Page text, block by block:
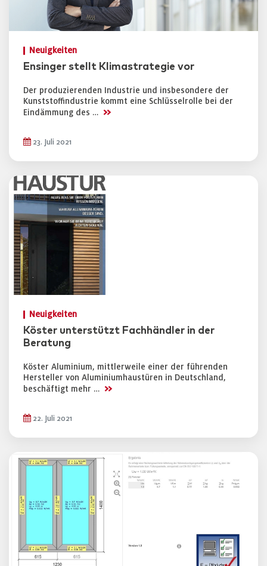
Neuigkeiten
Ensinger stellt Klimastrategie vor
Der produzierenden Industrie und insbesondere der
Kunststoffindustrie kommt eine Schlüsselrolle bei der
Eindämmung des … >>
23. Juli 2021
Neuigkeiten
Köster unterstützt Fachhändler in der
Beratung
Köster Aluminium, mittlerweile einer der führenden
Hersteller von Aluminiumhaustüren in Deutschland,
beschäftigt mehr … >>
22. Juli 2021